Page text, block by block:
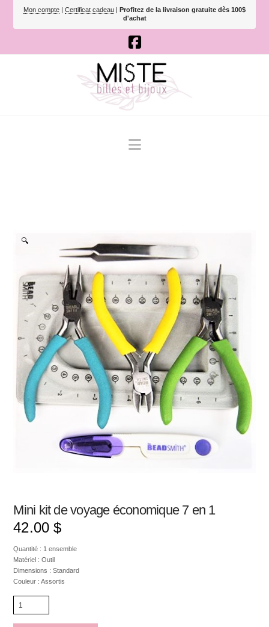
Mon compte | Certificat cadeau | Profitez de la livraison gratuite dès 100$
d'achat
Navigation
🔍
Mini kit de voyage économique 7 en 1
42.00 $
Quantité : 1 ensemble
Matériel : Outil
Dimensions : Standard
Couleur : Assortis
Mini